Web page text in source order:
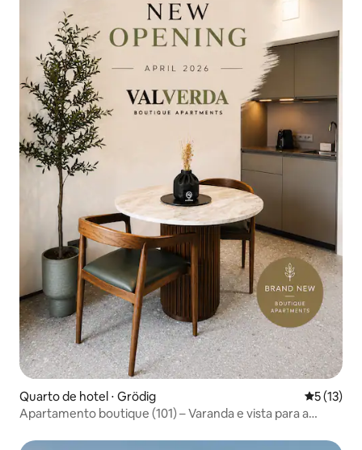
Quarto de hotel ⋅ Grödig 5 de uma
5 (13)
Apartamento boutique (101) – Varanda e vista para a